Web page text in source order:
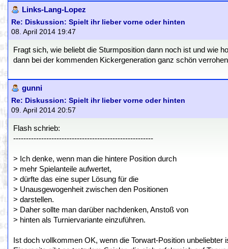
Links-Lang-Lopez
Re: Diskussion: Spielt ihr lieber vorne oder hinten
08. April 2014 19:47
Fragt sich, wie beliebt die Sturmposition dann noch ist und wie
dann bei der kommenden Kickergeneration ganz schön
gunni
Re: Diskussion: Spielt ihr lieber vorne oder hinten
09. April 2014 20:57
Flash schrieb:
-------------------------------------------------------
> Ich denke, wenn man die hintere Position durch
> mehr Spielanteile aufwertet,
> dürfte das eine super Lösung für die
> Unausgewogenheit zwischen den Positionen
> darstellen.
> Daher sollte man darüber nachdenken, Anstoß von
> hinten als Turniervariante einzuführen.
Ist doch vollkommen OK, wenn die Torwart-Position unbeliebter